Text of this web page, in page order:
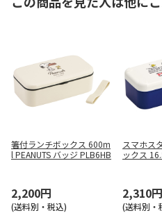
箸付ランチボックス 600m
l PEANUTS バッジ PLB6HB
2,200円
(送料別・税込)
スマホス
ックス
2,310円
(送料別・